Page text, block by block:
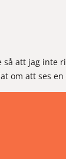
att jag
om att ses